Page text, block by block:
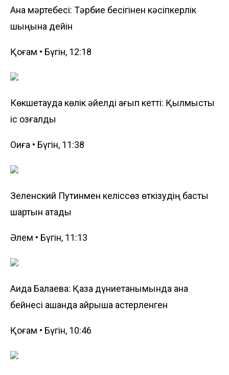
Ана мәртебесі: Тәрбие бесігінен кәсіпкерлік
шыңына дейін
Қоғам • Бүгін, 12:18
Көкшетауда көлік әйелді қағып кетті: Қылмыстық
іс қозғалды
Оқиға • Бүгін, 11:38
Зеленский Путинмен келіссөз өткізудің басты
шартын атады
Әлем • Бүгін, 11:13
Аида Балаева: Қазақ дүниетанымында ана
бейнесі қашанда айрықша қастерленген
Қоғам • Бүгін, 10:46